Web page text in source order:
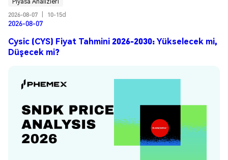
2026-08-07
10-15d
2026-08-07
Cysic (CYS) Fiyat Tahmini 2026-2030: Yükselecek mi,
Düşecek mi?